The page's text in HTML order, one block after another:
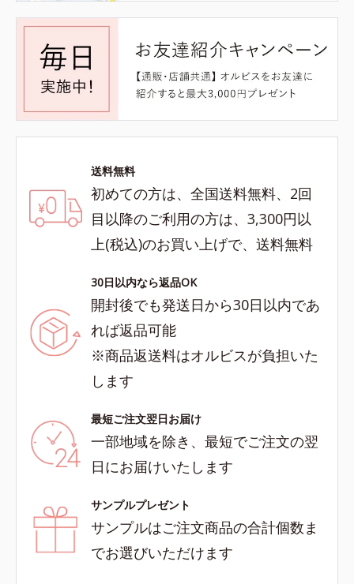
送料無料
初めての方は、全国送料無料、2回
目以降のご利用の方は、3,300円以
上(税込)のお買い上げで、送料無料
30日以内なら返品OK
開封後でも発送日から30日以内であ
れば返品可能
※商品返送料はオルビスが負担いた
します
最短ご注文翌日お届け
一部地域を除き、最短でご注文の翌
日にお届けいたします
サンプルプレゼント
サンプルはご注文商品の合計個数ま
でお選びいただけます